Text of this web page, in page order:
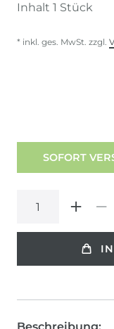
Inhalt 1 Stück
* inkl. ges. MwSt. zzgl.
SOFORT